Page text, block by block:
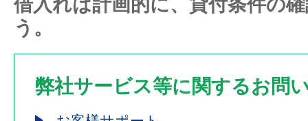
借入れは計画的に、貸付条件の
う。
弊社サービス等に関するお問